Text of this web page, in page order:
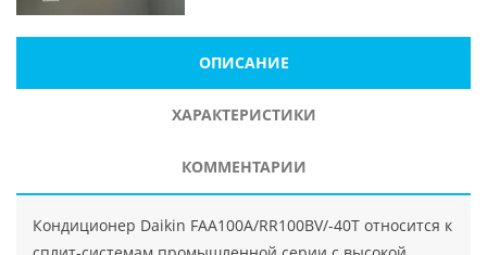
ОПИСАНИЕ
ХАРАКТЕРИСТИКИ
КОММЕНТАРИИ
Кондиционер Daikin FAA100A/RR100BV/-40T относится к